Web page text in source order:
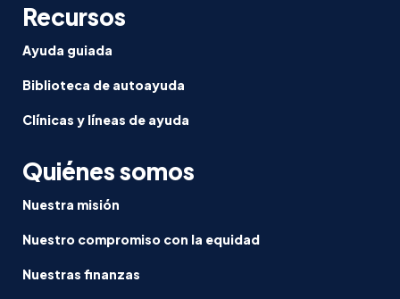
Recursos
Ayuda guiada
Biblioteca de autoayuda
Clínicas y líneas de ayuda
Quiénes somos
Nuestra misión
Nuestro compromiso con la equidad
Nuestras finanzas